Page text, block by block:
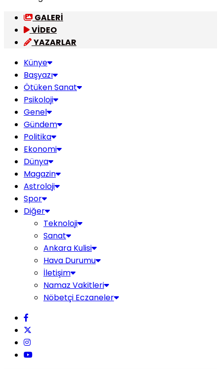
GALERİ
VİDEO
YAZARLAR
Künye
Başyazı
Ötüken Sanat
Psikoloji
Genel
Gündem
Politika
Ekonomi
Dünya
Magazin
Astroloji
Spor
Diğer
Teknoloji
Sanat
Ankara Kulisi
Hava Durumu
İletişim
Namaz Vakitleri
Nöbetçi Eczaneler